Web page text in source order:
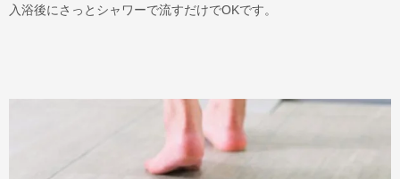
入浴後にさっとシャワーで流すだけでOKです。